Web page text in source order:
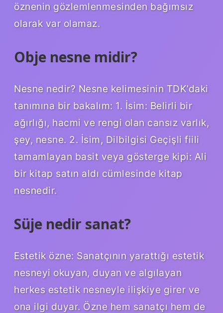
öznenin gözlemlenmesinden bağımsız
olarak var olamaz.
Obje nesne midir?
Nesne nedir? Nesne kelimesinin TDK’daki
tanımına bir bakalım: 1. İsim: Belirli bir
ağırlığı, hacmi ve rengi olan cansız varlık,
şey, nesne. 2. İsim, Dilbilgisi Geçişli fiili
tamamlayan basit veya gösterge kipi: Ali
bir kitap satın aldı cümlesinde kitap
nesnedir.
Süje nedir sanat?
Estetik özne: Sanatçının yarattığı estetik
nesneyi okuyan, duyan ve algılayan
herkes estetik nesneyle ilişkiye girer ve
ona ilgi duyar. Özne hem sanatçı hem de